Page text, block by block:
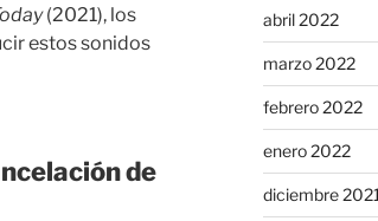
(2021), los
estos sonidos
de
abril 2022
marzo 2022
febrero 2022
enero 2022
diciembre